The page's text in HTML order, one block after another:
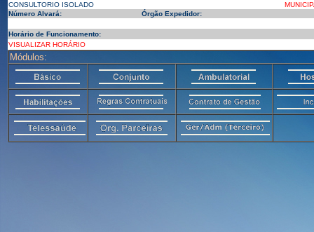
CONSULTORIO ISOLADO
Número Alvará:
Órgão Expedidor:
Horário de Funcionamento:
VISUALIZAR HORÁRIO
Módulos: